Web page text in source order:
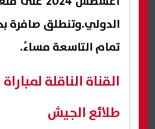
الدولي.وتنطلق صافرة
تمام التاسعة مساءً.
القناة الناقلة
طلائع الجيش